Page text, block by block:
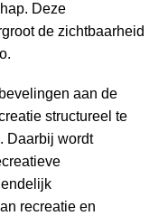
Deze
de zichtbaarheid
aan de
structureel te
Daarbij wordt
recreatie en